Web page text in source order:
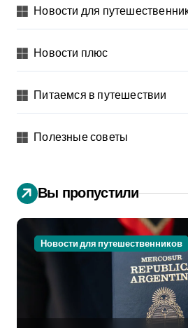
Новости для
Новости плюс
Питаемся в путешествии
Полезные советы
Вы пропустили
Новости для путешественников